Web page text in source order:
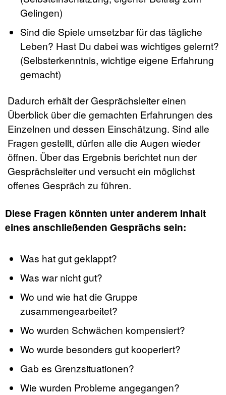
Gelingen)
Sind die Spiele umsetzbar für das tägliche
Leben? Hast Du dabei was wichtiges gelernt?
(Selbsterkenntnis, wichtige eigene Erfahrung
gemacht)
Dadurch erhält der Gesprächsleiter einen
Überblick über die gemachten Erfahrungen des
Einzelnen und dessen Einschätzung. Sind alle
Fragen gestellt, dürfen alle die Augen wieder
öffnen. Über das Ergebnis berichtet nun der
Gesprächsleiter und versucht ein möglichst
offenes Gespräch zu führen.
Diese Fragen könnten unter anderem Inhalt
eines anschließenden Gesprächs sein:
Was hat gut geklappt?
Was war nicht gut?
Wo und wie hat die Gruppe
zusammengearbeitet?
Wo wurden Schwächen kompensiert?
Wo wurde besonders gut kooperiert?
Gab es Grenzsituationen?
Wie wurden Probleme angegangen?